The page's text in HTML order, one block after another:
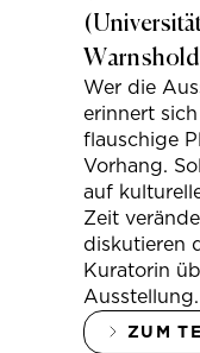
Wer die
erinnert
flauschige
Vorhang.
auf
Zeit
diskutieren
Kuratorin
Ausstellung.
ZUM